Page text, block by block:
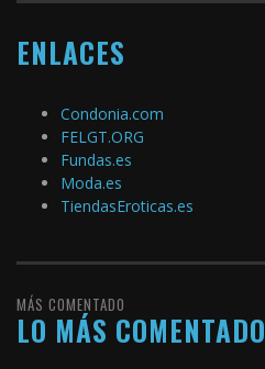
ENLACES
Condonia.com
FELGT.ORG
Fundas.es
Moda.es
TiendasEroticas.es
MÁS COMENTADO
LO MÁS COMENTADO